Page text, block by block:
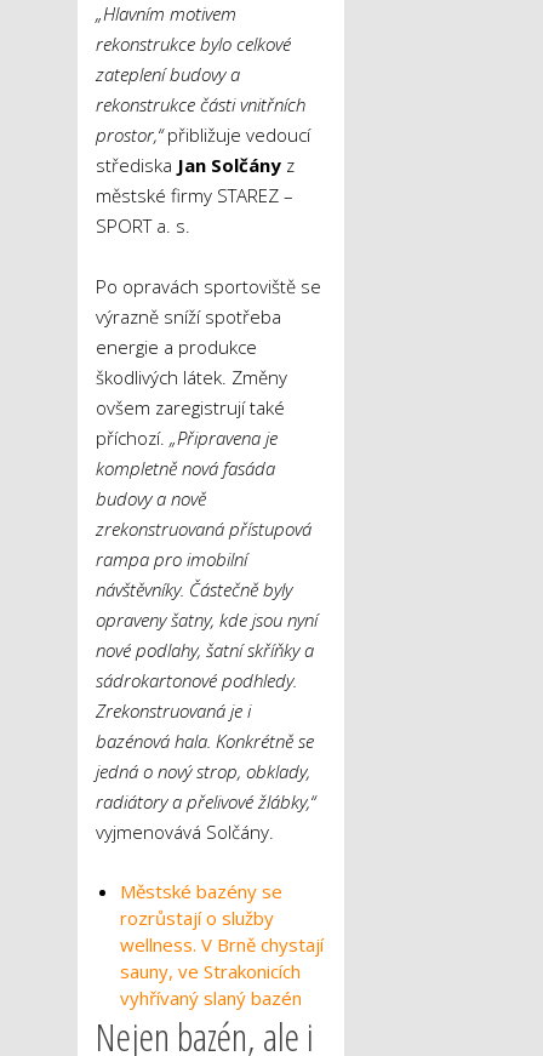
„Hlavním motivem
rekonstrukce bylo celkové
zateplení budovy a
rekonstrukce části vnitřních
prostor,“přibližuje vedoucí
střediska Jan Solčány z
městské firmy STAREZ –
SPORT a. s.
Po opravách sportoviště se
výrazně sníží spotřeba
energie a produkce
škodlivých látek. Změny
ovšem zaregistrují také
příchozí. „Připravena je
kompletně nová fasáda
budovy a nově
zrekonstruovaná přístupová
rampa pro imobilní
návštěvníky. Částečně byly
opraveny šatny, kde jsou nyní
nové podlahy, šatní skříňky a
sádrokartonové podhledy.
Zrekonstruovaná je i
bazénová hala. Konkrétně se
jedná o nový strop, obklady,
radiátory a přelivové žlábky,“
vyjmenovává Solčány.
Městské bazény se
rozrůstají o služby
wellness. V Brně chystají
sauny, ve Strakonicích
vyhřívaný slaný bazén
Nejen bazén, ale i